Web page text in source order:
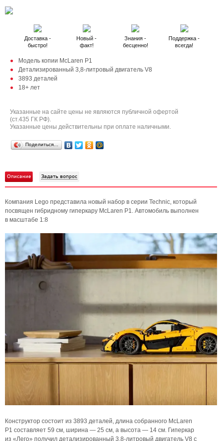
Доставка -
быстро!
Новый -
факт!
Знания -
бесценно!
Поддержка -
всегда!
Модель копии McLaren P1
Детализированный 3,8-литровый двигатель V8
3893 деталей
18+ лет
Указанные на сайте цены не являются публичной офертой
(ст.435 ГК РФ).
Указанные цены действительны при оплате наличными.
Поделиться…
Описание Задать вопрос
Компания Lego представила новый набор в серии Technic, который
посвящен гибридному гиперкару McLaren P1. Автомобиль выполнен
в масштабе 1:8
Конструктор состоит из 3893 деталей, длина собранного McLaren
P1 составляет 59 см, ширина — 25 см, а высота — 14 см. Гиперкар
из «Лего» получил детализированный 3,8-литровый двигатель V8 с